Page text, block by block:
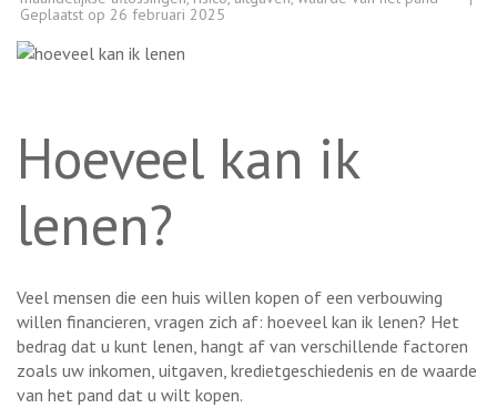
Geplaatst op 26 februari 2025
Hoeveel kan ik
lenen?
Veel mensen die een huis willen kopen of een verbouwing
willen financieren, vragen zich af: hoeveel kan ik lenen? Het
bedrag dat u kunt lenen, hangt af van verschillende factoren
zoals uw inkomen, uitgaven, kredietgeschiedenis en de waarde
van het pand dat u wilt kopen.